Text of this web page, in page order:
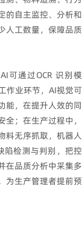
的自主监控、分析和
人工数量，保障品质
可通过OCR 识别模
作业环节，AI视觉可
能，在提升人效的同
；在生产过程中，
料无序抓取，机器人
陷检测与判别，把控
在品质分析中采集多
为生产管理者提前预